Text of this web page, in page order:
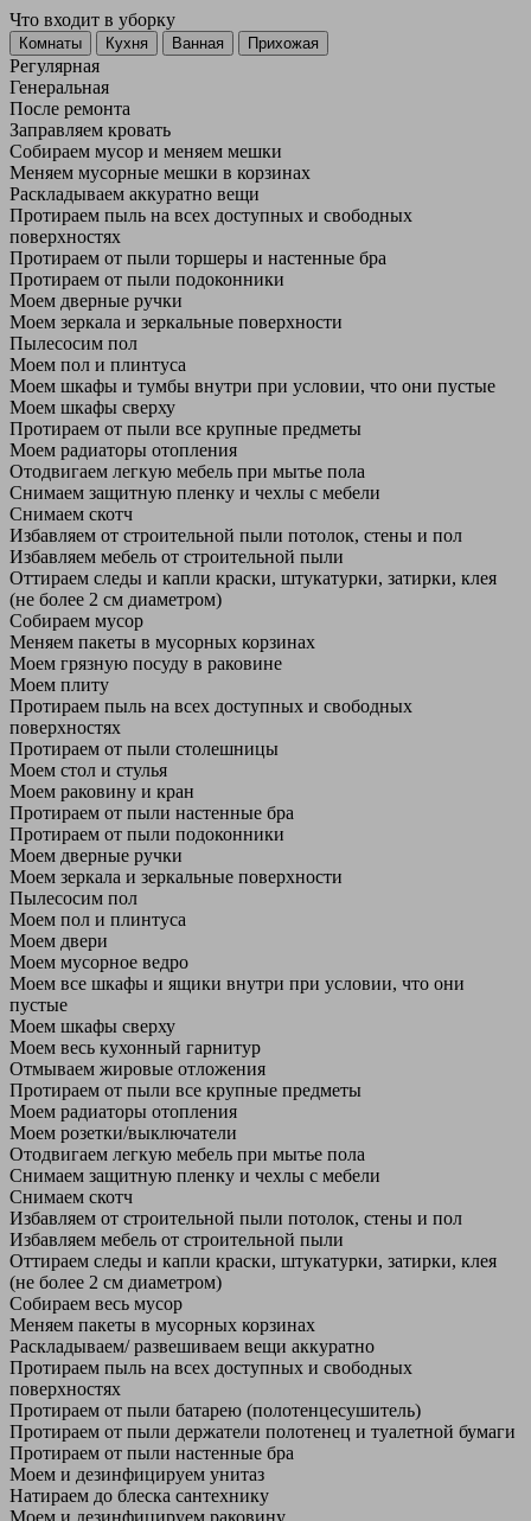
Что входит в уборку
Регу­лярная
Гене­ральная
После ремонта
Заправляем кровать
Собираем мусор и меняем мешки
Меняем мусорные мешки в корзинах
Раскладываем аккуратно вещи
Протираем пыль на всех доступных и свободных
поверхностях
Протираем от пыли торшеры и настенные бра
Протираем от пыли подоконники
Моем дверные ручки
Моем зеркала и зеркальные поверхности
Пылесосим пол
Моем пол и плинтуса
Моем шкафы и тумбы внутри при условии, что они пустые
Моем шкафы сверху
Протираем от пыли все крупные предметы
Моем радиаторы отопления
Отодвигаем легкую мебель при мытье пола
Снимаем защитную пленку и чехлы с мебели
Снимаем скотч
Избавляем от строительной пыли потолок, стены и пол
Избавляем мебель от строительной пыли
Оттираем следы и капли краски, штукатурки, затирки, клея
(не более 2 см диаметром)
Собираем мусор
Меняем пакеты в мусорных корзинах
Моем грязную посуду в раковине
Моем плиту
Протираем пыль на всех доступных и свободных
поверхностях
Протираем от пыли столешницы
Моем стол и стулья
Моем раковину и кран
Протираем от пыли настенные бра
Протираем от пыли подоконники
Моем дверные ручки
Моем зеркала и зеркальные поверхности
Пылесосим пол
Моем пол и плинтуса
Моем двери
Моем мусорное ведро
Моем все шкафы и ящики внутри при условии, что они
пустые
Моем шкафы сверху
Моем весь кухонный гарнитур
Отмываем жировые отложения
Протираем от пыли все крупные предметы
Моем радиаторы отопления
Моем розетки/выключатели
Отодвигаем легкую мебель при мытье пола
Снимаем защитную пленку и чехлы с мебели
Снимаем скотч
Избавляем от строительной пыли потолок, стены и пол
Избавляем мебель от строительной пыли
Оттираем следы и капли краски, штукатурки, затирки, клея
(не более 2 см диаметром)
Собираем весь мусор
Меняем пакеты в мусорных корзинах
Раскладываем/ развешиваем вещи аккуратно
Протираем пыль на всех доступных и свободных
поверхностях
Протираем от пыли батарею (полотенцесушитель)
Протираем от пыли держатели полотенец и туалетной бумаги
Протираем от пыли настенные бра
Моем и дезинфицируем унитаз
Натираем до блеска сантехнику
Моем и дезинфицируем раковину